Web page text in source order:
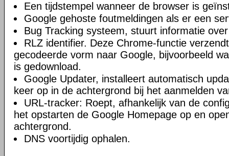
Een tijdstempel wanneer de browser is
Google gehoste foutmeldingen als er een
Bug Tracking systeem, stuurt informatie
RLZ identifier. Deze Chrome-functie
gecodeerde vorm naar Google, bijvoorbeeld
is gedownload.
Google Updater, installeert automatisch
keer op in de achtergrond bij het aanmelden
URL-tracker: Roept, afhankelijk van de
het opstarten de Google Homepage op en
achtergrond.
DNS voortijdig ophalen.